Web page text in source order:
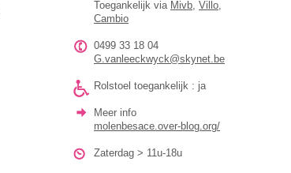
Toegankelijk via Mivb, Villo,
Cambio
0499 33 18 04
G.vanleeckwyck@skynet.be
Rolstoel toegankelijk : ja
Meer info
molenbesace.over-blog.org/
Zaterdag > 11u-18u